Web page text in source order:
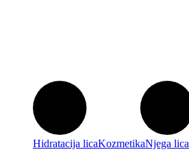
Hidratacija licaKozmetikaNjega lica